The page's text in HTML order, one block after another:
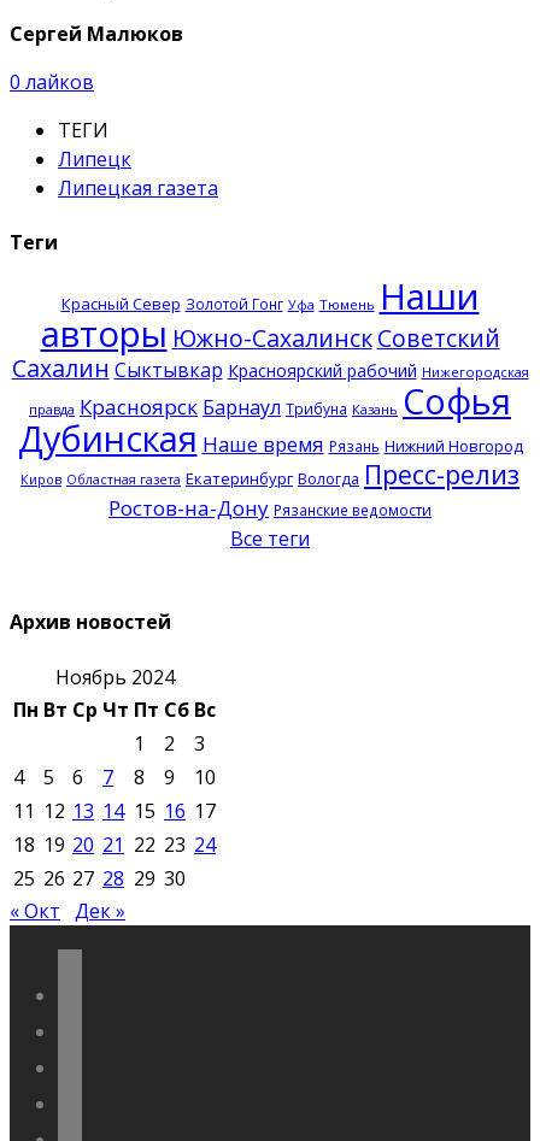
Сергей Малюков
0 лайков
ТЕГИ
Липецк
Липецкая газета
Теги
Красный Север Золотой Гонг Уфа Тюмень Наши
авторы Южно-Сахалинск Советский
Сахалин Сыктывкар Красноярский рабочий Нижегородская
правда Красноярск Барнаул Трибуна Казань Софья
Дубинская Наше время Рязань Нижний Новгород
Киров Областная газета Екатеринбург Вологда Пресс-релиз
Ростов-на-Дону Рязанские ведомости
Все теги
Архив новостей
Ноябрь 2024
Пн Вт Ср Чт Пт Сб Вс
1
2
3
4
5 6 7 8 9
10
11 12 13 14 15 16 17
18 19 20 21 22 23 24
25 26 27 28 29 30
« Окт Дек »